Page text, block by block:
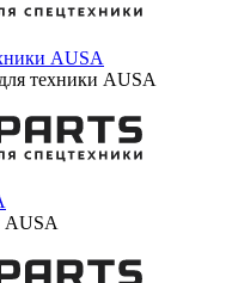
AUSA
техники AUSA
AUSA